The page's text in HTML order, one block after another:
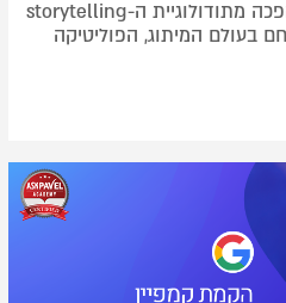
גורמת לעסק להצליח ואיך הפכה מתודולוגיית ה-storytelling
בעולם המיתוג, הפוליטיקה